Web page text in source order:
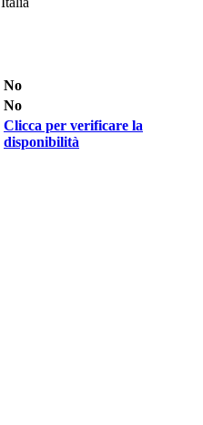
No
No
Clicca per verificare la
disponibilità